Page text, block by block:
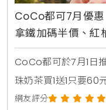
CoCo都可7月優惠
拿鐵加碼半價、紅
杯99元
CoCo都可於7月1日
珠奶茶買1送1只要60
人拿鐵同價位買1送1
網友評分